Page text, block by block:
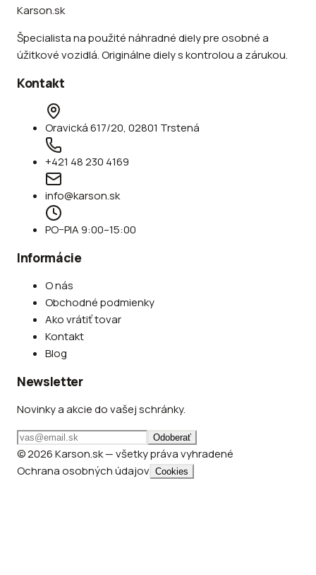
Karson.sk
Špecialista na použité náhradné diely pre osobné a
úžitkové vozidlá. Originálne diely s kontrolou a zárukou.
Kontakt
Oravická 617/20, 02801 Trstená
+421 48 230 4169
info@karson.sk
PO–PIA 9:00–15:00
Informácie
O nás
Obchodné podmienky
Ako vrátiť tovar
Kontakt
Blog
Newsletter
Novinky a akcie do vašej schránky.
Odoberať
© 2026 Karson.sk — všetky práva vyhradené
Ochrana osobných údajov Cookies